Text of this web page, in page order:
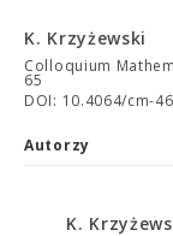
K. Krzyżewski
Colloquium
65
DOI: 10.4064/cm-
Autorzy
K.